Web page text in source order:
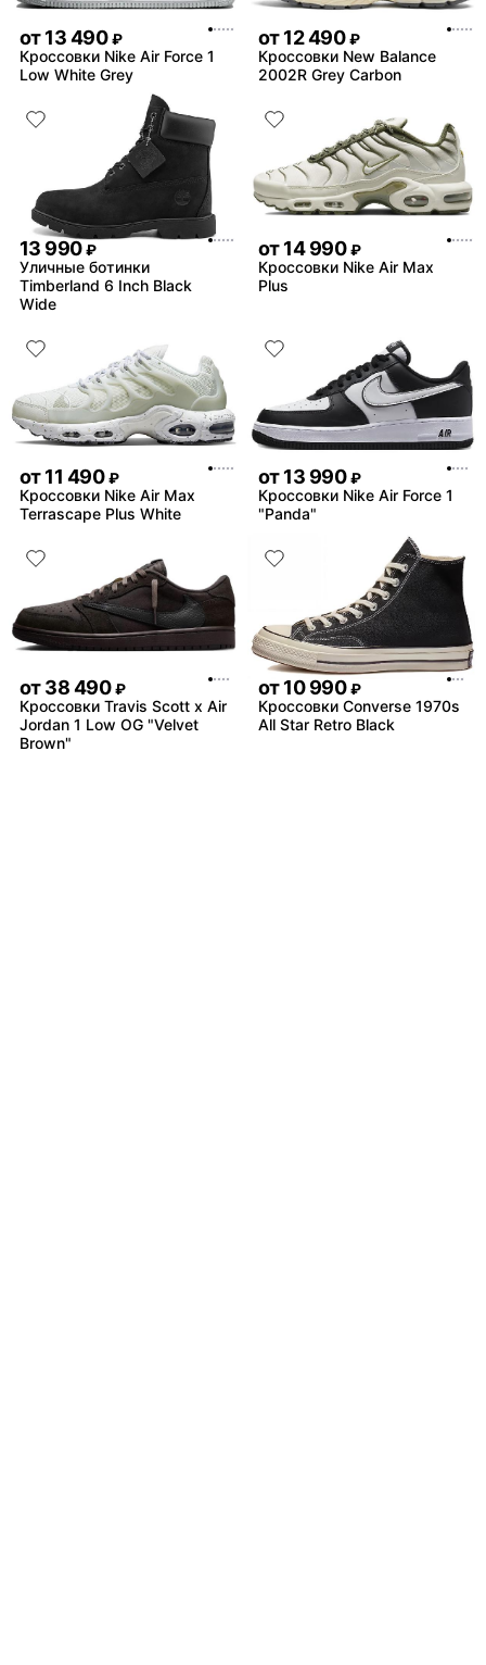
от13 490 ₽
Кроссовки Nike Air Force 1
Low White Grey
от12 490 ₽
Кроссовки New Balance
2002R Grey Carbon
13 990 ₽
Уличные ботинки
Timberland 6 Inch Black
Wide
от14 990 ₽
Кроссовки Nike Air Max
Plus
от11 490 ₽
Кроссовки Nike Air Max
Terrascape Plus White
от13 990 ₽
Кроссовки Nike Air Force 1
"Panda"
от38 490 ₽
Кроссовки Travis Scott x Air
Jordan 1 Low OG "Velvet
Brown"
от10 990 ₽
Кроссовки Converse 1970s
All Star Retro Black